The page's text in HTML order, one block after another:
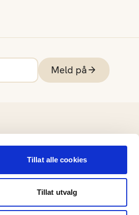
Tillat alle cookies
Tillat utvalg
Meld på